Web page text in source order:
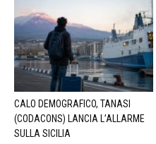
CALO DEMOGRAFICO, TANASI
(CODACONS) LANCIA L’ALLARME
SULLA SICILIA